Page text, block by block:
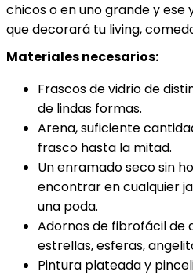
chicos o en uno grande y ese
que decorará tu living,
Materiales necesarios:
Frascos de vidrio de
de lindas formas.
Arena, suficiente
frasco hasta la mitad.
Un enramado seco sin
encontrar en cualquier
una poda.
Adornos de fibrofácil de
estrellas, esferas,
Pintura plateada y